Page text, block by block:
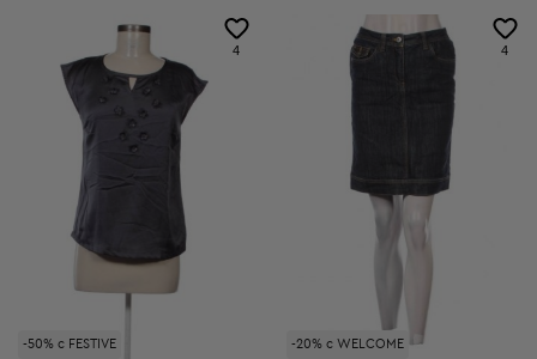
-50% с FESTIVE
4
-20% с WELCOME
4